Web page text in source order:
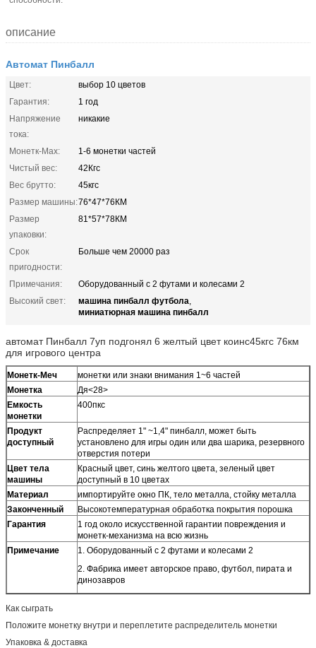
описание
Автомат Пинбалл
Цвет:
выбор 10 цветов
Гарантия:
1 год
Напряжение
тока:
никакие
Монетк-Мах:
1-6 монетки частей
Чистый вес:
42Кгс
Вес брутто:
45кгс
Размер машины:76*47*76КМ
Размер
упаковки:
81*57*78КМ
Срок
пригодности:
Больше чем 20000 раз
Примечания:
Оборудованный с 2 футами и колесами 2
Высокий свет:
машина пинбалл футбола,
миниатюрная машина пинбалл
автомат Пинбалл 7уп подгонял 6 желтый цвет коинс45кгс 76км
для игрового центра
Монетк-Меч
монетки или знаки внимания 1~6 частей
Монетка
Дя<28>
Емкость
монетки
400пкс
Продукт
доступный
Распределяет 1" ~1,4" пинбалл, может быть
установлено для игры один или два шарика, резервного
отверстия потери
Цвет тела
машины
Красный цвет, синь желтого цвета, зеленый цвет
доступный в 10 цветах
Материал
импортируйте окно ПК, тело металла, стойку металла
Законченный
Высокотемпературная обработка покрытия порошка
Гарантия
1 год около искусственной гарантии повреждения и
монетк-механизма на всю жизнь
Примечание
1. Оборудованный с 2 футами и колесами 2
2. Фабрика имеет авторское право, футбол, пирата и
динозавров
Как сыграть
Положите монетку внутри и переплетите распределитель монетки
Упаковка & доставка